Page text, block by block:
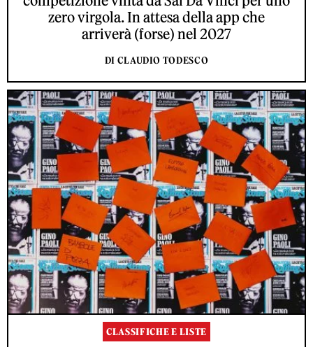
zero virgola. In attesa della app che
arriverà (forse) nel 2027
DI CLAUDIO TODESCO
CLASSIFICHE E LISTE